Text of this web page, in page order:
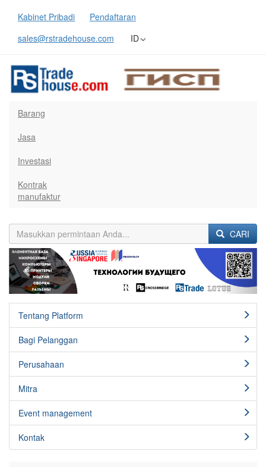
Kabinet Pribadi
Pendaftaran
sales@rstradehouse.com
ID
Barang
Jasa
Investasi
Kontrak
manufaktur
CARI
Previous Next
Tentang Platform
Bagi Pelanggan
Perusahaan
Mitra
Event management
Kontak